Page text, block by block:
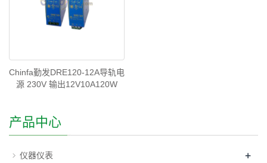
Chinfa勤发DRE120-12A导轨电
源 230V 输出12V10A120W
产品中心
仪器仪表 +